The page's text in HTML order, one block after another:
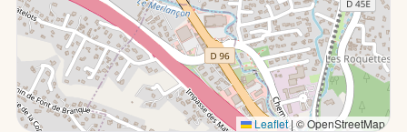
Leaflet|© OpenStreetMap